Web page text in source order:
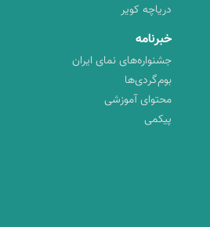
دریاچه کویر
خبرنامه
جشنواره‌های نمای ایران
بوم‌گردی‌ها
محتوای آموزشی
پیکمی